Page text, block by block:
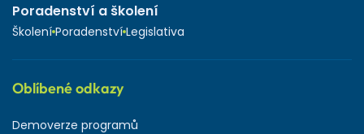
Poradenství a školení
Školení Poradenství Legislativa
Oblíbené odkazy
Demoverze programů